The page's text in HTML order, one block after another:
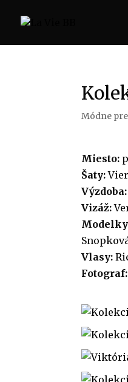
Módne
Miesto:
Šaty:
Výzdoba:
Vizáž:
Vlasy:
Fotograf: